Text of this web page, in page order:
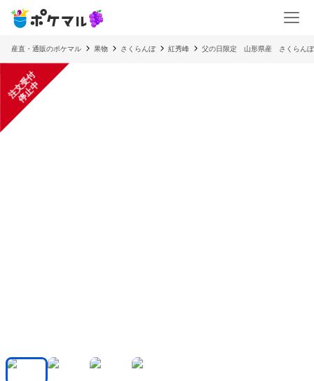
産直・通販のポケマル 果物 さくらんぼ 紅秀峰 父の日限定 山形県産 さくらんぼ
注
文
受
付
停
止
中